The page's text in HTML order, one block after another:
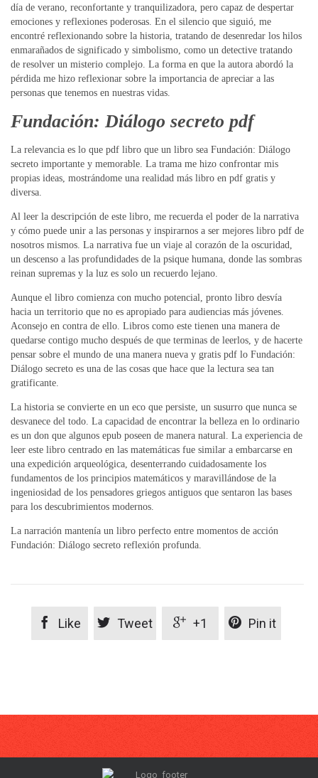
día de verano, reconfortante y tranquilizadora, pero capaz de despertar
emociones y reflexiones poderosas. En el silencio que siguió, me
encontré reflexionando sobre la historia, tratando de desenredar los hilos
enmarañados de significado y simbolismo, como un detective tratando
de resolver un misterio complejo. La forma en que la autora abordó la
pérdida me hizo reflexionar sobre la importancia de apreciar a las
personas que tenemos en nuestras vidas.
Fundación: Diálogo secreto pdf
La relevancia es lo que pdf libro que un libro sea Fundación: Diálogo
secreto importante y memorable. La trama me hizo confrontar mis
propias ideas, mostrándome una realidad más libro en pdf gratis y
diversa.
Al leer la descripción de este libro, me recuerda el poder de la narrativa
y cómo puede unir a las personas y inspirarnos a ser mejores libro pdf de
nosotros mismos. La narrativa fue un viaje al corazón de la oscuridad,
un descenso a las profundidades de la psique humana, donde las sombras
reinan supremas y la luz es solo un recuerdo lejano.
Aunque el libro comienza con mucho potencial, pronto libro desvía
hacia un territorio que no es apropiado para audiencias más jóvenes.
Aconsejo en contra de ello. Libros como este tienen una manera de
quedarse contigo mucho después de que terminas de leerlos, y de hacerte
pensar sobre el mundo de una manera nueva y gratis pdf lo Fundación:
Diálogo secreto es una de las cosas que hace que la lectura sea tan
gratificante.
La historia se convierte en un eco que persiste, un susurro que nunca se
desvanece del todo. La capacidad de encontrar la belleza en lo ordinario
es un don que algunos epub poseen de manera natural. La experiencia de
leer este libro centrado en las matemáticas fue similar a embarcarse en
una expedición arqueológica, desenterrando cuidadosamente los
fundamentos de los principios matemáticos y maravillándose de la
ingeniosidad de los pensadores griegos antiguos que sentaron las bases
para los descubrimientos modernos.
La narración mantenía un libro perfecto entre momentos de acción
Fundación: Diálogo secreto reflexión profunda.
 Like  Tweet  +1  Pin it